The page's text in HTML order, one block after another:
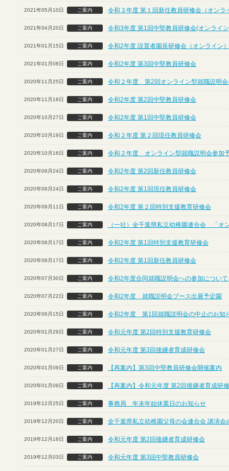
2021年05月10日 ご案内 令和３年度 第１回新任教員研修会（オンラ
2021年04月20日 ご案内 令和3年度 第1回中堅教員研修会(オンライ
2021年01月15日 ご案内 令和2年度 設置者園長研修会（オンライン）
2021年01月08日 ご案内 令和2年度 第3回中堅教員研修会
2020年11月25日 ご案内 令和２年度 第2回オンライン型就職説明会
2020年11月18日 ご案内 令和2年度 第2回中堅教員研修会
2020年10月27日 ご案内 令和2年度 第1回中堅教員研修会
2020年10月19日 ご案内 令和２年度 第２回現任教員研修会
2020年10月16日 ご案内 令和２年度 オンライン型就職説明会参加
2020年09月24日 ご案内 令和2年度 第2回新任教員研修会
2020年09月24日 ご案内 令和2年度 第1回現任教員研修会
2020年09月11日 ご案内 令和2年度 第２回特別支援教育研修会
2020年08月17日 ご案内 （一社）全千葉県私立幼稚園連合会 「オ
2020年08月17日 ご案内 令和2年度 第1回特別支援教育研修会
2020年08月17日 ご案内 令和2年度 第1回新任教員研修会
2020年07月30日 ご案内 令和2年度合同就職説明会への参加につい
2020年07月22日 ご案内 令和2年度 就職説明会ブース出展予定園
2020年06月15日 ご案内 令和2年度 第1回就職説明会の中止のお知
2020年01月29日 ご案内 令和元年度 第2回特別支援教育研修会
2020年01月27日 ご案内 令和元年度 第3回後継者育成研修会
2020年01月09日 ご案内 【再案内】第3回中堅教員研修会開催案内
2020年01月09日 ご案内 【再案内】令和元年度 第2回後継者育成研
2019年12月25日 ご案内 事務局 年末年始休業日のお知らせ
2019年12月20日 ご案内 全千葉県私立幼稚園父母の会連合会 講演会
2019年12月18日 ご案内 令和元年度 第2回後継者育成研修会
2019年12月03日 ご案内 令和元年度 第3回中堅教員研修会